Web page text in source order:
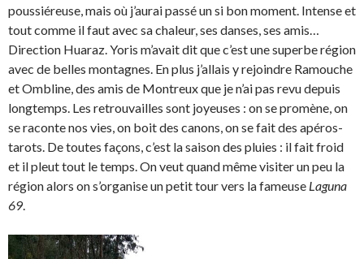
poussiéreuse, mais où j’aurai passé un si bon moment. Intense et
tout comme il faut avec sa chaleur, ses danses, ses amis…
Direction Huaraz. Yoris m’avait dit que c’est une superbe région
avec de belles montagnes. En plus j’allais y rejoindre Ramouche
et Ombline, des amis de Montreux que je n’ai pas revu depuis
longtemps. Les retrouvailles sont joyeuses : on se promène, on
se raconte nos vies, on boit des canons, on se fait des apéros-
tarots. De toutes façons, c’est la saison des pluies : il fait froid
et il pleut tout le temps. On veut quand même visiter un peu la
région alors on s’organise un petit tour vers la fameuse Laguna
69.